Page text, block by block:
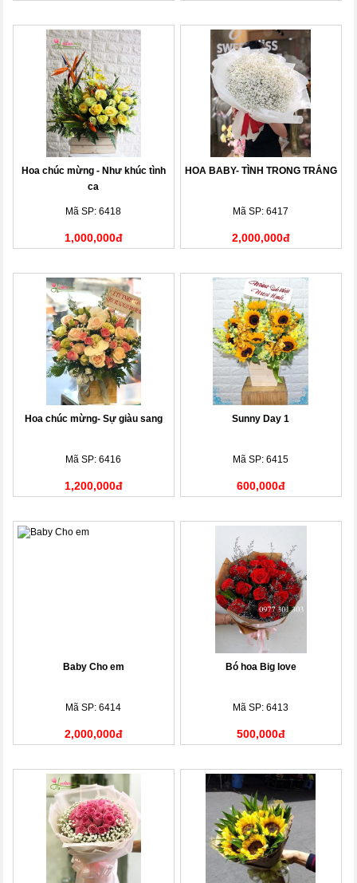
Hoa chúc mừng - Như khúc tình
ca
Mã SP: 6418
1,000,000đ
HOA BABY- TÌNH TRONG TRẮNG
Mã SP: 6417
2,000,000đ
Hoa chúc mừng- Sự giàu sang
Mã SP: 6416
1,200,000đ
Sunny Day 1
Mã SP: 6415
600,000đ
Baby Cho em
Mã SP: 6414
2,000,000đ
Bó hoa Big love
Mã SP: 6413
500,000đ